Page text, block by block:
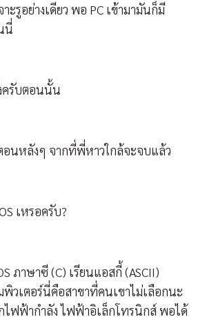
ะรูอย่างเดียว พอ PC เข้ามามันก็มี
นี่
ครับตอนนั้น
อนหลังๆ จากที่พี่หาวใกล้จะจบแล้ว
เหรอครับ?
ภาษาซี (C) เรียนแอสกี้ (ASCII)
วเตอร์นี่คือสาขาที่คนเขาไม่เลือกนะ
ไฟฟ้ากำลัง ไฟฟ้าอิเล็กโทรนิกส์ พอได้